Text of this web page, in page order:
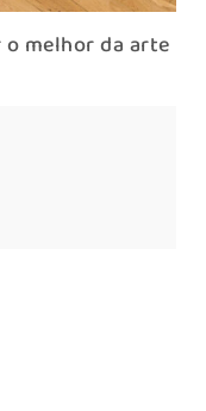
melhor da arte